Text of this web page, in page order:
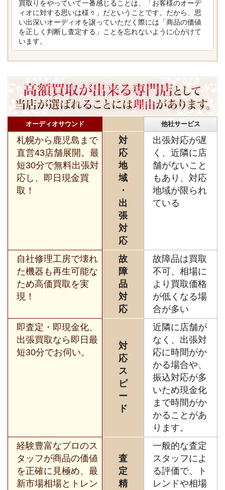
買取りをやっていて一番感じることは、「お客様のオーデ
ィオに対する思いは様々」だということです。だから、思
い出深いオーディオを譲っていただく際には「商品の価値
を正しく判断し査定する」ことを忘れないように心がけて
います。
オーディオサウンド 他社サービス
札幌から鹿児島まで
直営43店舗展開。最
短30分で無料出張対
応し、即日現金買
取！
対
応
地
域
・
出
張
対
応
出張対応が遅
く、近隣に店
舗がないこと
もあり、対応
地域が限られ
ている
自社修理工房で壊れ
た機器も再生可能な
ため高価買取を実
現！
故
障
品
対
応
故障品は買取
不可、相場に
より買取価格
が低くなる場
合が多い
即査定・即現金化、
出張買取なら即日最
短30分でお伺い。
対
応
ス
ピ
ー
ド
近隣に店舗が
なく、出張対
応に時間がか
かる場合や、
振込対応が多
いため現金化
まで時間がか
かることがあ
ります。
経験豊富なプロのス
タッフが商品の価値
を正確に見極め、最
新市場相場とトレン
査
定
精
一般的な査定
スタッフによ
る評価で、ト
レンドや相場